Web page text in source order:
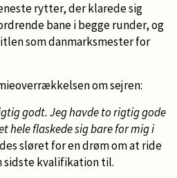
rytter, der klarede sig
bane i begge runder, og
som danmarksmester for
om sejren:
godt. Jeg havde to rigtig gode
hele flaskede sig bare for mig i
sløret for en drøm om at ride
sidste kvalifikation til.